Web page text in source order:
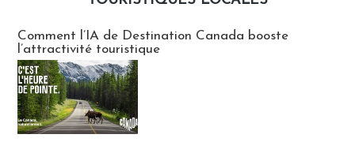
Comment l’IA de Destination Canada booste
l’attractivité touristique